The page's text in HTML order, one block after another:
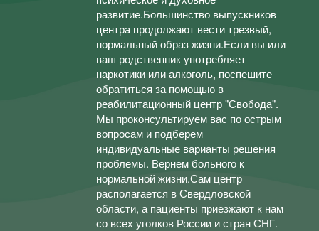
развитие.Большинство выпускников
центра продолжают вести трезвый,
нормальный образ жизни.Если вы или
ваш родственник употребляет
наркотики или алкоголь, поспешите
обратиться за помощью в
реабилитационный центр "Свобода".
Мы проконсультируем вас по острым
вопросам и подберем
индивидуальные варианты решения
проблемы. Вернем больного к
нормальной жизни.Сам центр
располагается в Свердловской
области, а пациенты приезжают к нам
со всех уголков России и стран СНГ.